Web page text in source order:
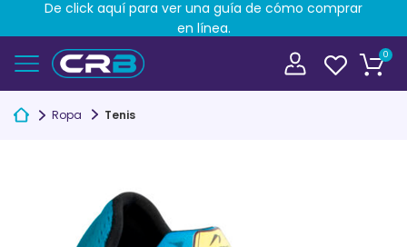
0
Ropa Tenis
De click aquí para ver una guía de cómo comprar
en línea.